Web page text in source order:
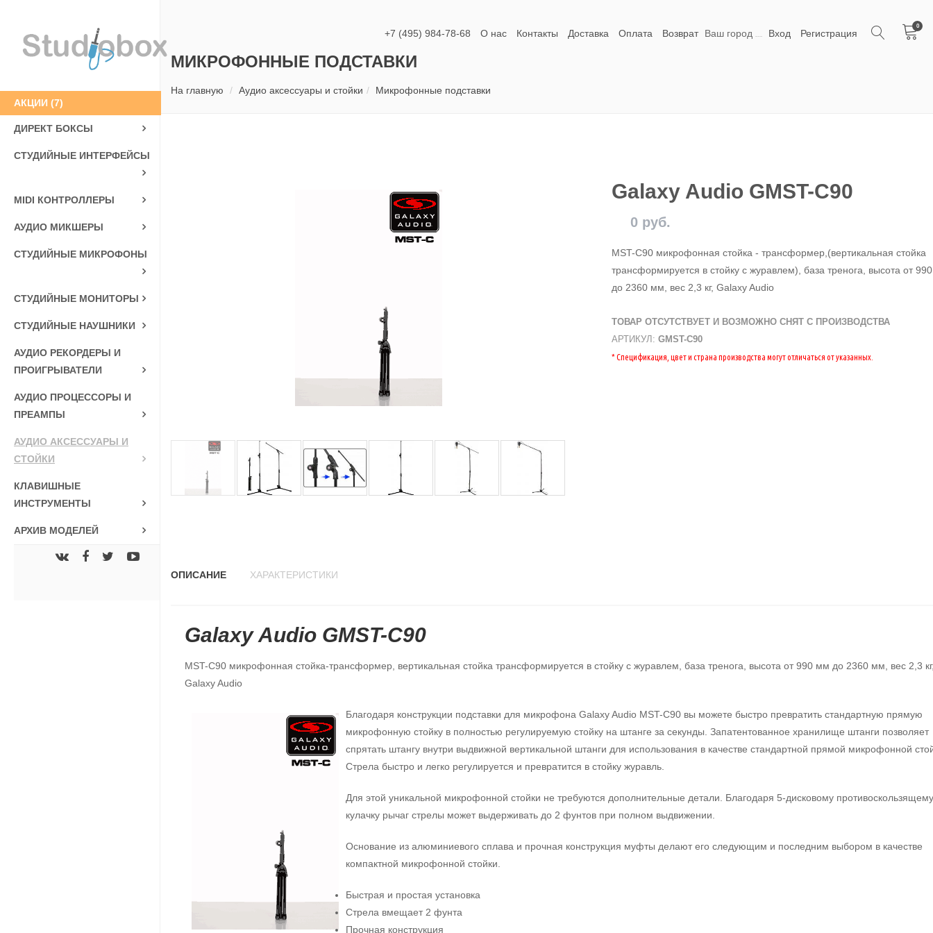
АКЦИИ (7)
ДИРЕКТ БОКСЫ
СТУДИЙНЫЕ ИНТЕРФЕЙСЫ
MIDI КОНТРОЛЛЕРЫ
АУДИО МИКШЕРЫ
СТУДИЙНЫЕ МИКРОФОНЫ
СТУДИЙНЫЕ МОНИТОРЫ
СТУДИЙНЫЕ НАУШНИКИ
АУДИО РЕКОРДЕРЫ И
ПРОИГРЫВАТЕЛИ
АУДИО ПРОЦЕССОРЫ И
ПРЕАМПЫ
АУДИО АКСЕССУАРЫ И
СТОЙКИ
КЛАВИШНЫЕ
ИНСТРУМЕНТЫ
АРХИВ МОДЕЛЕЙ
+7 (495) 984-78-68 О нас Контакты Доставка Оплата Возврат Ваш город Вход Регистрация
0
МИКРОФОННЫЕ ПОДСТАВКИ
На главную Аудио аксессуары и стойки Микрофонные подставки
Galaxy Audio GMST-C90
0 руб.
MST-C90 микрофонная стойка - трансформер,(вертикальная стойка
трансформируется в стойку с журавлем), база тренога, высота от
до 2360 мм, вес 2,3 кг, Galaxy Audio
ТОВАР ОТСУТСТВУЕТ И ВОЗМОЖНО СНЯТ С ПРОИЗВОДСТВА
АРТИКУЛ: GMST-C90
* Спецификация, цвет и страна производства могут отличаться от указанных.
ОПИСАНИЕ ХАРАКТЕРИСТИКИ
Galaxy Audio GMST-C90
MST-C90 микрофонная стойка-трансформер, вертикальная стойка трансформируется в стойку с журавлем, база тренога, высота от 990 мм до 2360 мм, вес 2,3
Galaxy Audio
Благодаря конструкции подставки для микрофона Galaxy Audio MST-C90 вы можете быстро превратить стандартную прямую
микрофонную стойку в полностью регулируемую стойку на штанге за секунды. Запатентованное хранилище штанги позволяет
спрятать штангу внутри выдвижной вертикальной штанги для использования в качестве стандартной прямой микрофонной
Стрела быстро и легко регулируется и превратится в стойку журавль.
Для этой уникальной микрофонной стойки не требуются дополнительные детали. Благодаря 5-дисковому противоскользящему
кулачку рычаг стрелы может выдерживать до 2 фунтов при полном выдвижении.
Основание из алюминиевого сплава и прочная конструкция муфты делают его следующим и последним выбором в качестве
компактной микрофонной стойки.
Быстрая и простая установка
Стрела вмещает 2 фунта
Прочная конструкция